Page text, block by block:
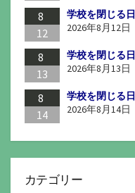
8
12
学校を閉じる日
2026年8月12日
8
13
学校を閉じる日
2026年8月13日
8
14
学校を閉じる日
2026年8月14日
カテゴリー